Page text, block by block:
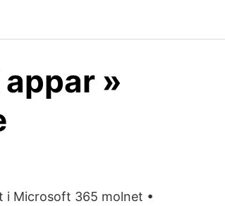
»
i Microsoft 365 molnet •